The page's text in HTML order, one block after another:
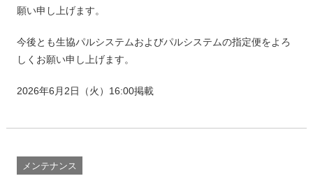
願い申し上げます。
今後とも生協パルシステムおよびパルシステムの指定便をよろ
しくお願い申し上げます。
2026年6月2日（火）16:00掲載
メンテナンス